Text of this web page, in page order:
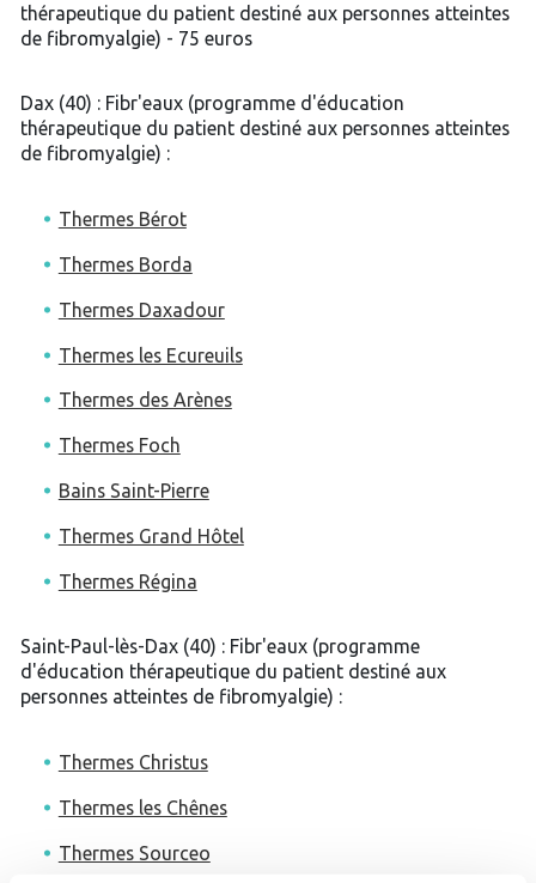
thérapeutique du patient destiné aux personnes atteintes
de fibromyalgie) - 75 euros
Dax (40) : Fibr'eaux (programme d'éducation
thérapeutique du patient destiné aux personnes atteintes
de fibromyalgie) :
Thermes Bérot
Thermes Borda
Thermes Daxadour
Thermes les Ecureuils
Thermes des Arènes
Thermes Foch
Bains Saint-Pierre
Thermes Grand Hôtel
Thermes Régina
Saint-Paul-lès-Dax (40) : Fibr'eaux (programme
d'éducation thérapeutique du patient destiné aux
personnes atteintes de fibromyalgie) :
Thermes Christus
Thermes les Chênes
Thermes Sourceo